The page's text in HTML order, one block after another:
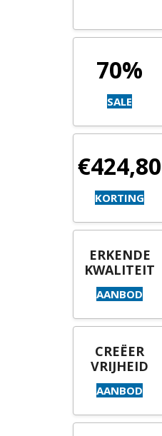
70%
SALE
€424,80
KORTING
ERKENDE
KWALITEIT
AANBOD
CREËER
VRIJHEID
AANBOD